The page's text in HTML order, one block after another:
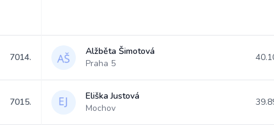
7014.
Alžběta Šimotová
Praha 5
7015.
Eliška Justová
Mochov